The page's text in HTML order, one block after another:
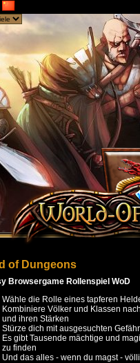
of Dungeons
Browsergame Rollenspiel WoD
Wähle die Rolle eines tapferen
Kombiniere Völker und Klassen
und ihren Stärken
Stürze dich mit ausgesuchten
Es gibt Tausende mächtige und
zu finden
Und das alles - wenn du magst -